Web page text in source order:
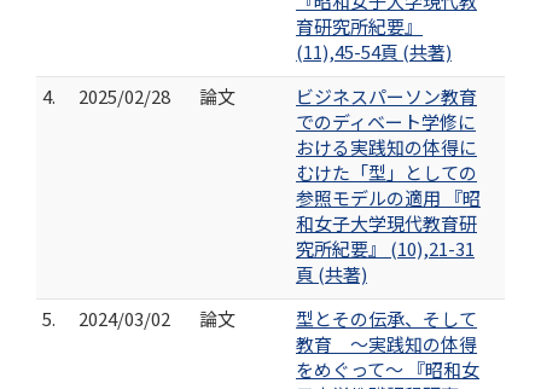
育研究所紀要』
(11),45-54頁 (共著)
4.
2025/02/28 論文
ビジネスパーソン教育
でのディベート学修に
おける実践知の体得に
むけた「型」としての
参照モデルの適用 『昭
和女子大学現代教育研
究所紀要』 (10),21-31
頁 (共著)
5.
2024/03/02 論文
型とその伝承、そして
教育 ～実践知の体得
をめぐって～ 『昭和女